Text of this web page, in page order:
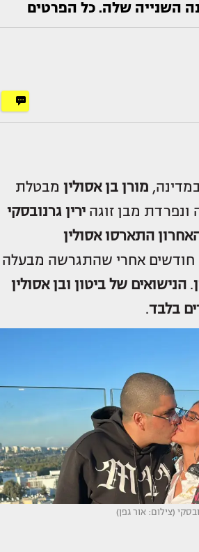
השנייה שלה. כל הפרטים
מורן בן אסולין מבטלת
מבן זוגה ירין גרנובסקי
התארסו אסולין
חודשים אחרי שהתגרשה מבעלה
. הנישואים של ביטון ובן אסולין
בלבד.
(צילום: אור גפן)